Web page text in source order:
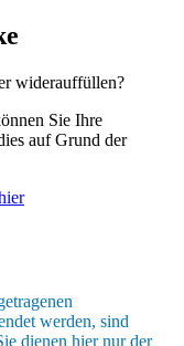
widerauffüllen?
Sie Ihre
auf Grund der
werden, sind
dienen hier nur der